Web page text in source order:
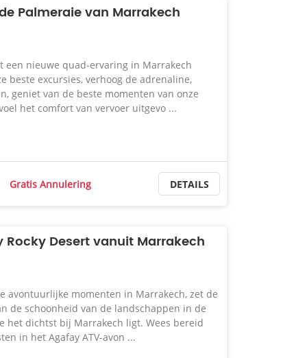
Palmeraie van Marrakech
een nieuwe quad-ervaring in Marrakech
beste excursies, verhoog de adrenaline,
geniet van de beste momenten van onze
het comfort van vervoer uitgevo ...
Gratis Annulering DETAILS
Rocky Desert vanuit Marrakech
avontuurlijke momenten in Marrakech, zet de
de schoonheid van de landschappen in de
het dichtst bij Marrakech ligt. Wees bereid
in het Agafay ATV-avon ...